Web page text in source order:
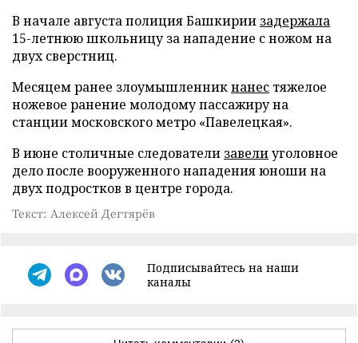
В начале августа полиция Башкирии задержала
15-летнюю школьницу за нападение с ножом на
двух сверстниц.
Месяцем ранее злоумышленникнанес тяжелое
ножевое ранение молодому пассажиру на
станции московского метро «Павелецкая».
В июне столичные следователи завелиуголовное
дело после вооруженного нападения юноши на
двух подростков в центре города.
Текст: Алексей Дегтярёв
Подписывайтесь на наши
каналы